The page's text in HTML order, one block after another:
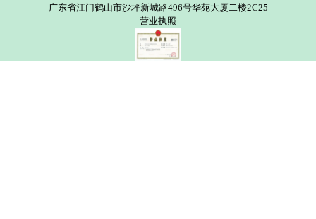
广东省江门鹤山市沙坪新城路496号华苑大厦二楼2C25
营业执照